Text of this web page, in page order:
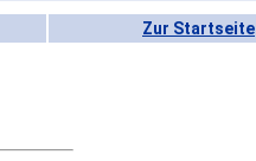
Zur Startseite